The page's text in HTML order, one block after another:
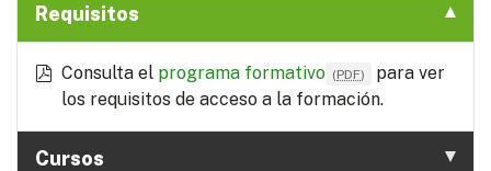
Requisitos
Consulta el programa formativo (PDF)
para ver
los requisitos de acceso a la formación.
Cursos